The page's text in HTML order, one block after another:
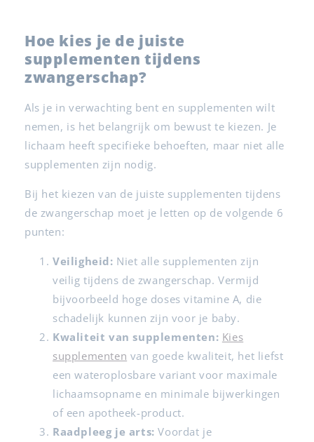
Hoe kies je de juiste
supplementen tijdens
zwangerschap?
Als je in verwachting bent en supplementen wilt
nemen, is het belangrijk om bewust te kiezen. Je
lichaam heeft specifieke behoeften, maar niet alle
supplementen zijn nodig.
Bij het kiezen van de juiste supplementen tijdens
de zwangerschap moet je letten op de volgende 6
punten:
Veiligheid: Niet alle supplementen zijn
veilig tijdens de zwangerschap. Vermijd
bijvoorbeeld hoge doses vitamine A, die
schadelijk kunnen zijn voor je baby.
Kwaliteit van supplementen: Kies
supplementen van goede kwaliteit, het liefst
een wateroplosbare variant voor maximale
lichaamsopname en minimale bijwerkingen
of een apotheek-product.
Raadpleeg je arts: Voordat je